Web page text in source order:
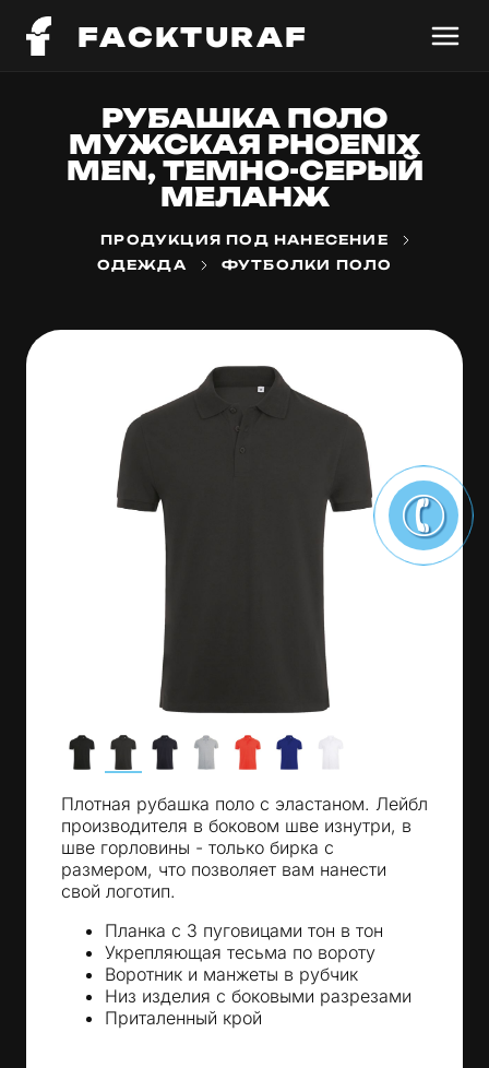
FACKTURAF
РУБАШКА ПОЛО
МУЖСКАЯ PHOENIX
MEN, ТЕМНО-СЕРЫЙ
МЕЛАНЖ
ПРОДУКЦИЯ ПОД НАНЕСЕНИЕ
ОДЕЖДА
ФУТБОЛКИ ПОЛО
Плотная рубашка поло с эластаном. Лейбл
производителя в боковом шве изнутри, в
шве горловины - только бирка с
размером, что позволяет вам нанести
свой логотип.
Планка с 3 пуговицами тон в тон
Укрепляющая тесьма по вороту
Воротник и манжеты в рубчик
Низ изделия с боковыми разрезами
Приталенный крой